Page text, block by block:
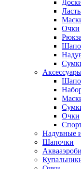
Очки
Очки
Надувные
Шапочки